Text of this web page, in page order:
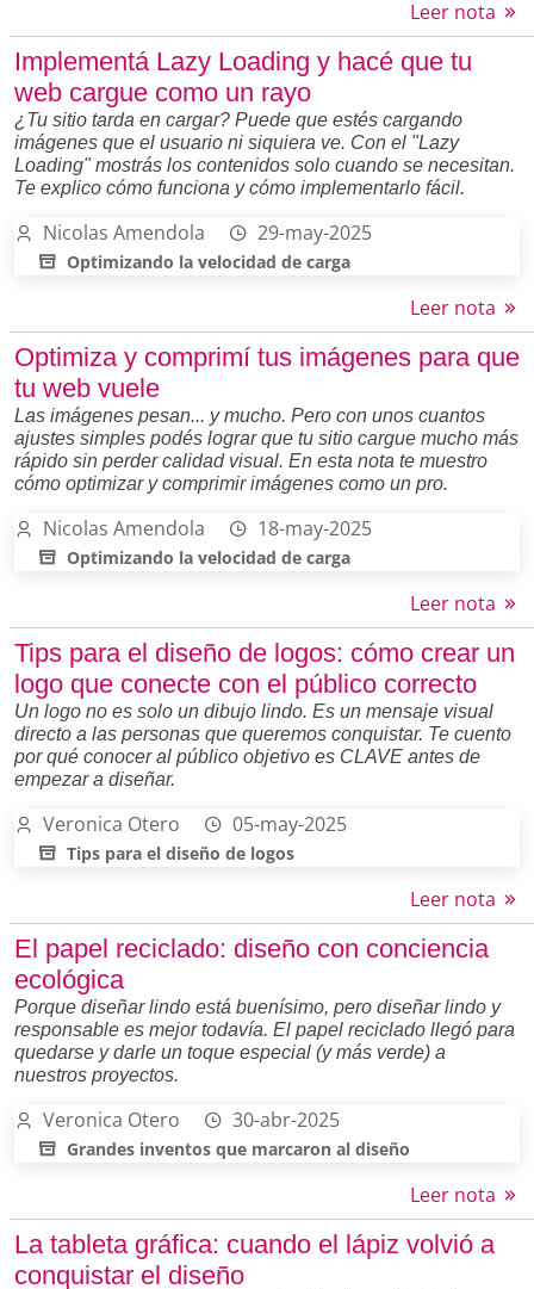
Leer nota
Implementá Lazy Loading y hacé que tu
web cargue como un rayo
¿Tu sitio tarda en cargar? Puede que estés cargando
imágenes que el usuario ni siquiera ve. Con el "Lazy
Loading" mostrás los contenidos solo cuando se necesitan.
Te explico cómo funciona y cómo implementarlo fácil.
Nicolas Amendola 29-may-2025
Optimizando la velocidad de carga
Leer nota
Optimiza y comprimí tus imágenes para que
tu web vuele
Las imágenes pesan... y mucho. Pero con unos cuantos
ajustes simples podés lograr que tu sitio cargue mucho más
rápido sin perder calidad visual. En esta nota te muestro
cómo optimizar y comprimir imágenes como un pro.
Nicolas Amendola 18-may-2025
Optimizando la velocidad de carga
Leer nota
Tips para el diseño de logos: cómo crear un
logo que conecte con el público correcto
Un logo no es solo un dibujo lindo. Es un mensaje visual
directo a las personas que queremos conquistar. Te cuento
por qué conocer al público objetivo es CLAVE antes de
empezar a diseñar.
Veronica Otero 05-may-2025
Tips para el diseño de logos
Leer nota
El papel reciclado: diseño con conciencia
ecológica
Porque diseñar lindo está buenísimo, pero diseñar lindo y
responsable es mejor todavía. El papel reciclado llegó para
quedarse y darle un toque especial (y más verde) a
nuestros proyectos.
Veronica Otero 30-abr-2025
Grandes inventos que marcaron al diseño
Leer nota
La tableta gráfica: cuando el lápiz volvió a
conquistar el diseño